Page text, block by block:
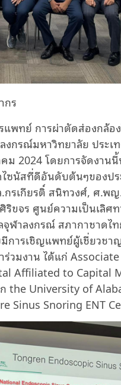
กร
พทย์ การผ่าตัดส่องกล้อ
กรณ์มหาวิทยาลัย ประเ
ม 2024 โดยการจัดงาน
ซนัสที่ดีอันดับต้นๆของป
รเกียรติ์ สนิทวงศ์, ศ.พ
ขจร ศูนย์ความเป็นเลิศ
ฬาลงกรณ์ สภากาชาดไ
การเชิญแพทย์ผู้เชี่ยวช
วมงาน ได้แก่
Affiliated to Capital
the University of
Sinus Snoring ENT